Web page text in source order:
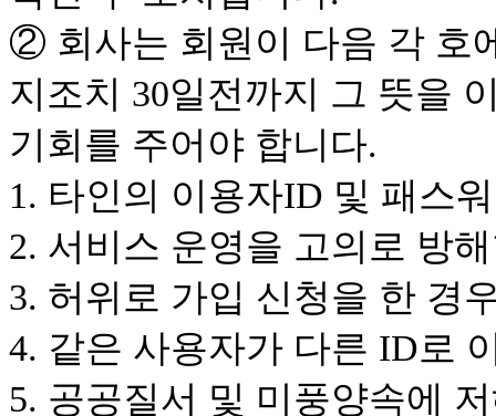
② 회사는 회원이 다음 각 호
지조치 30일전까지 그 뜻을
기회를 주어야 합니다.
1. 타인의 이용자ID 및 패스
2. 서비스 운영을 고의로 방
3. 허위로 가입 신청을 한 경
4. 같은 사용자가 다른 ID로
5. 공공질서 및 미풍양속에